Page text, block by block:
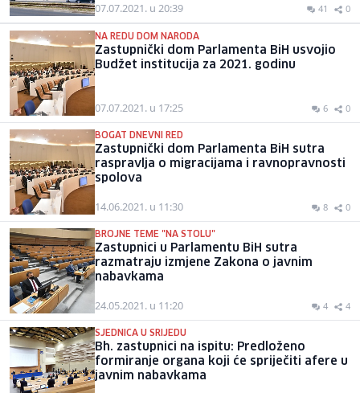
07.07.2021. u 20:39 41 0
NA REDU DOM NARODA
Zastupnički dom Parlamenta BiH usvojio
Budžet institucija za 2021. godinu
07.07.2021. u 17:25 6 0
BOGAT DNEVNI RED
Zastupnički dom Parlamenta BiH sutra
raspravlja o migracijama i ravnopravnosti
spolova
14.06.2021. u 11:30 8 0
BROJNE TEME "NA STOLU"
Zastupnici u Parlamentu BiH sutra
razmatraju izmjene Zakona o javnim
nabavkama
24.05.2021. u 11:20 4 4
SJEDNICA U SRIJEDU
Bh. zastupnici na ispitu: Predloženo
formiranje organa koji će spriječiti afere u
javnim nabavkama